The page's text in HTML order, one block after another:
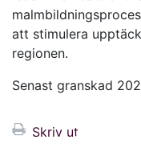
att stimulera
regionen.
Senast granskad
Skriv ut